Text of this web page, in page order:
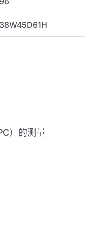
38W45D61H
）的测量